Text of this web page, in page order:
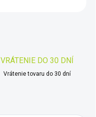
VRÁTENIE DO 30 DNÍ
Vrátenie tovaru do 30 dní